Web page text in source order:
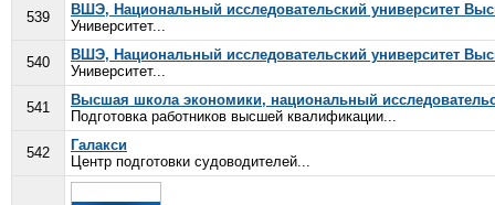
539
ВШЭ, Национальный исследовательский университет
Университет...
540
ВШЭ, Национальный исследовательский университет
Университет...
541
Высшая школа экономики, национальный
Подготовка работников высшей квалификации...
542
Галакси
Центр подготовки судоводителей...